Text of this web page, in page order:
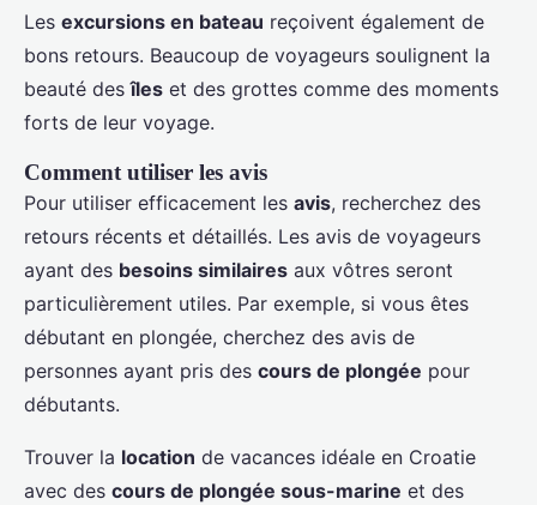
Les excursions en bateau reçoivent également de
bons retours. Beaucoup de voyageurs soulignent la
beauté desîles et des grottes comme des moments
forts de leur voyage.
Comment utiliser les avis
Pour utiliser efficacement les avis, recherchez des
retours récents et détaillés. Les avis de voyageurs
ayant des besoins similaires aux vôtres seront
particulièrement utiles. Par exemple, si vous êtes
débutant en plongée, cherchez des avis de
personnes ayant pris des cours de plongée pour
débutants.
Trouver la location de vacances idéale en Croatie
avec des cours de plongée sous-marine et des